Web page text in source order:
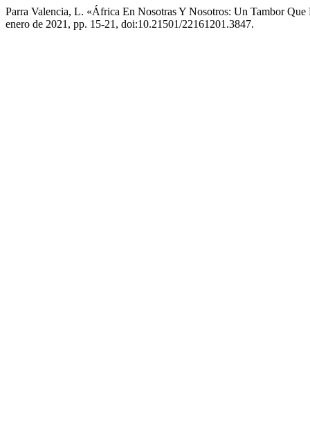
Parra Valencia, L. «África En Nosotras Y Nosotros: Un Tambor
enero de 2021, pp. 15-21, doi:10.21501/22161201.3847.